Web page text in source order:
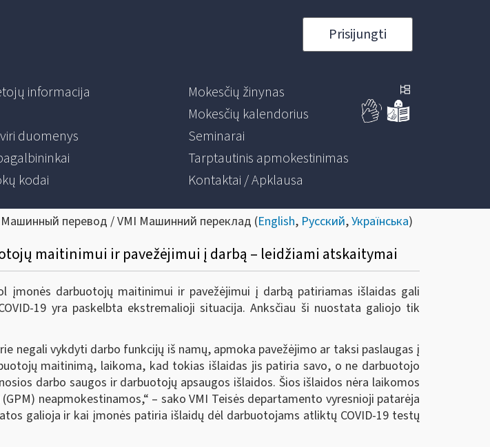
Prisijungti
informacija
duomenys
kodai
Mokesčių žinynas
Mokesčių kalendorius
Seminarai
Tarptautinis apmokestinimas
Kontaktai / Apklausa
перевод / VMI Машинний переклад (English, Русский,Українська)
maitinimui ir pavežėjimui į darbą – leidžiami atskaitymai
įmonės darbuotojų maitinimui ir pavežėjimui į darbą patiriamas išlaidas gali
19 yra paskelbta ekstremalioji situacija. Anksčiau ši nuostata galiojo tik
negali vykdyti darbo funkcijų iš namų, apmoka pavežėjimo ar taksi paslaugas į
maitinimą, laikoma, kad tokias išlaidas jis patiria savo, o ne darbuotojo
darbo saugos ir darbuotojų apsaugos išlaidos. Šios išlaidos nėra laikomos
neapmokestinamos,“ – sako VMI Teisės departamento vyresnioji patarėja
galioja ir kai įmonės patiria išlaidų dėl darbuotojams atliktų COVID-19 testų